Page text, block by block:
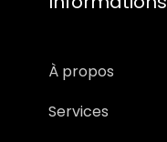
À propos
Services